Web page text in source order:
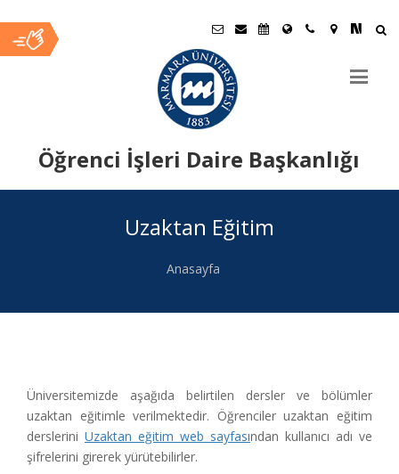
Öğrenci İşleri Daire Başkanlığı
Uzaktan Eğitim
Anasayfa
Üniversitemizde aşağıda belirtilen dersler ve bölümler
uzaktan eğitimle verilmektedir. Öğrenciler uzaktan eğitim
derslerini Uzaktan eğitim web sayfasından kullanıcı adı ve
şifrelerini girerek yürütebilirler.